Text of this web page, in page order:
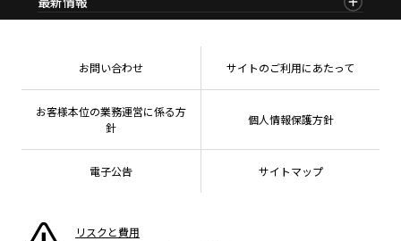
投資信託新商品のご案内
ちょこっと3分！ファンドシアター
有価証券届出書の効力の発生の有無について
こだわりのインデックスファンド 購入・換金手数料
なしシリーズ
確定拠出年金について
Nダイレクト
資産形成サポート
NAMシティ
お問い合わせ
よくあるご質問
サステナブル投資
会社情報
方針・その他開示情報
公式キャラクターのご紹介
マーケットニュース
メディアお問い合わせ サイトのご利用にあたって
お客様本位の業務運営に係る方
針
個人情報保護方針
電子公告 サイトマップ
リスクと費用